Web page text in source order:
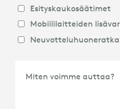
Esityskaukosäätimet
Mobiililaitteiden
Miten voimme auttaa?